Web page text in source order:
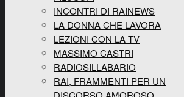
INCONTRI DI RAINEWS
LA DONNA CHE LAVORA
LEZIONI CON LA TV
MASSIMO CASTRI
RADIOSILLABARIO
RAI, FRAMMENTI PER UN